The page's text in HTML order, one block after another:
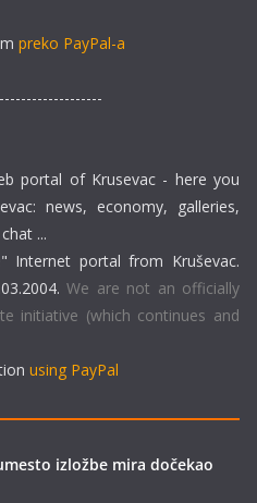
preko PayPal-a
portal of Krusevac - here you
news, economy, galleries,
...
Internet portal from Kruševac.
We are not an officially
initiative (which continues and
using PayPal
izložbe mira dočekao